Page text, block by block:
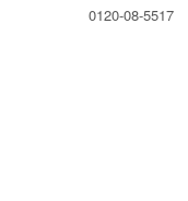
0120-08-5517